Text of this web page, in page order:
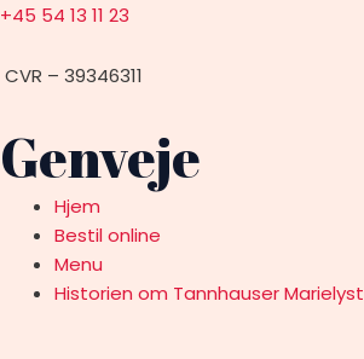
+45 54 13 11 23
CVR – 39346311
Genveje
Hjem
Bestil online
Menu
Historien om Tannhauser Marielyst